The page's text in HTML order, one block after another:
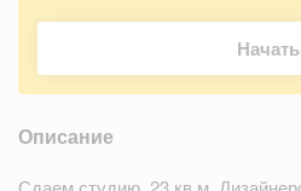
Описание